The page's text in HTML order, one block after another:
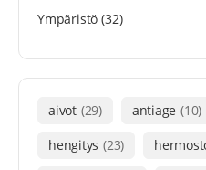
Ympäristö (32)
aivot (29) antiage (10)
hengitys (23)